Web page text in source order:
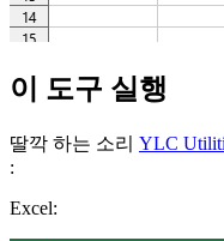
이 도구 실행
딸깍 하는 소리 YLC
:
Excel: